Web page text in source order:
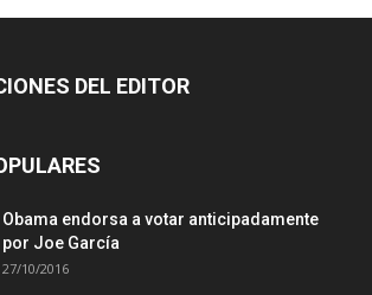
DEL EDITOR
Obama endorsa a votar anticipadamente
por Joe García
27/10/2016